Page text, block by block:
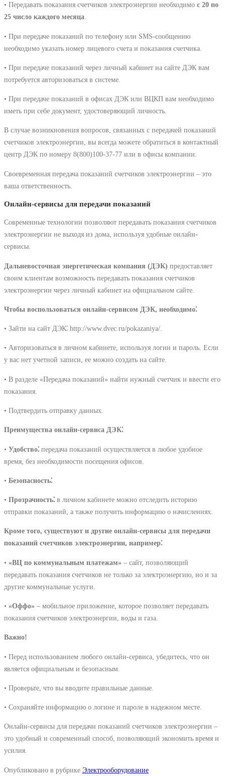
• Передавать показания счетчиков электроэнергии необходимо с 20 по
25 число каждого месяца.
• При передаче показаний по телефону или SMS-сообщению
необходимо указать номер лицевого счета и показания счетчика.
• При передаче показаний через личный кабинет на сайте ДЭК вам
потребуется авторизоваться в системе.
• При передаче показаний в офисах ДЭК или ВЦКП вам необходимо
иметь при себе документ, удостоверяющий личность.
В случае возникновения вопросов, связанных с передачей показаний
счетчиков электроэнергии, вы всегда можете обратиться в контактный
центр ДЭК по номеру 8(800)100-37-77 или в офисы компании.
Своевременная передача показаний счетчиков электроэнергии – это
ваша ответственность.
Онлайн-сервисы для передачи показаний
Современные технологии позволяют передавать показания счетчиков
электроэнергии не выходя из дома, используя удобные онлайн-
сервисы.
Дальневосточная энергетическая компания (ДЭК) предоставляет
своим клиентам возможность передавать показания счетчиков
электроэнергии через личный кабинет на официальном сайте.
Чтобы воспользоваться онлайн-сервисом ДЭК, необходимо⁚
• Зайти на сайт ДЭК⁚ http://www.dvec.ru/pokazaniya/.
• Авторизоваться в личном кабинете, используя логин и пароль. Если
у вас нет учетной записи, ее можно создать на сайте.
• В разделе «Передача показаний» найти нужный счетчик и ввести его
показания.
• Подтвердить отправку данных.
Преимущества онлайн-сервиса ДЭК⁚
• Удобство⁚ передача показаний осуществляется в любое удобное
время, без необходимости посещения офисов.
• Безопасность⁚
• Прозрачность⁚ в личном кабинете можно отследить историю
отправки показаний, а также получить информацию о начислениях.
Кроме того, существуют и другие онлайн-сервисы для передачи
показаний счетчиков электроэнергии, например⁚
• «ВЦ по коммунальным платежам» – сайт, позволяющий
передавать показания счетчиков не только за электроэнергию, но и за
другие коммунальные услуги.
• «Оффо» – мобильное приложение, которое позволяет передавать
показания счетчиков электроэнергии, воды и газа.
Важно!
• Перед использованием любого онлайн-сервиса, убедитесь, что он
является официальным и безопасным.
• Проверьте, что вы вводите правильные данные.
• Сохраняйте информацию о логине и пароле в надежном месте.
Онлайн-сервисы для передачи показаний счетчиков электроэнергии –
это удобный и современный способ, позволяющий экономить время и
усилия.
Опубликовано в рубрике Электрооборудование